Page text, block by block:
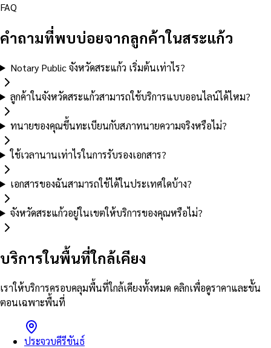
FAQ
คำถามที่พบบ่อยจากลูกค้าในสระแก้ว
Notary Public จังหวัดสระแก้ว เริ่มต้นเท่าไร?
ลูกค้าในจังหวัดสระแก้วสามารถใช้บริการแบบออนไลน์ได้ไหม?
ทนายของคุณขึ้นทะเบียนกับสภาทนายความจริงหรือไม่?
ใช้เวลานานเท่าไรในการรับรองเอกสาร?
เอกสารของฉันสามารถใช้ได้ในประเทศใดบ้าง?
จังหวัดสระแก้วอยู่ในเขตให้บริการของคุณหรือไม่?
บริการในพื้นที่ใกล้เคียง
เราให้บริการครอบคลุมพื้นที่ใกล้เคียงทั้งหมด คลิกเพื่อดูราคาและขั้น
ตอนเฉพาะพื้นที่
ประจวบคีรีขันธ์